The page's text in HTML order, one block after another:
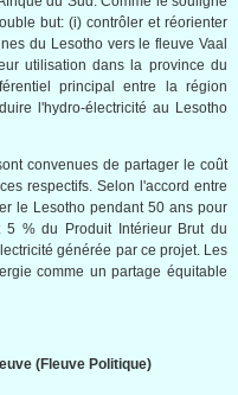
but: (i) contrôler et réorienter
du Lesotho vers le fleuve Vaal
utilisation dans la province du
principal entre la région
l'hydro-électricité au Lesotho
convenues de partager le coût
respectifs. Selon l'accord entre
le Lesotho pendant 50 ans pour
5 % du Produit Intérieur Brut du
générée par ce projet. Les
comme un partage équitable
(Fleuve Politique)